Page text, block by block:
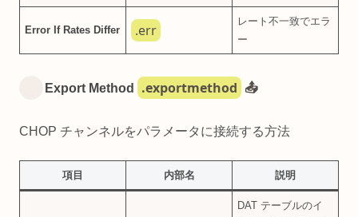
Error If Rates Differ .err
レート不一致でエラ
ー
Export Method .exportmethod 📤
CHOP チャンネルをパラメータに接続する方法
項目 内部名 説明
DAT テーブルのイ